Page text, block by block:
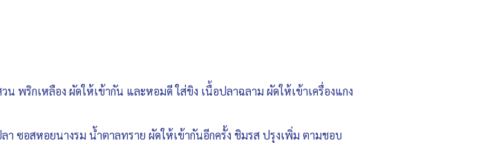
พริกเหลือง ผัดให้เข้ากัน และหอมดี ใส่ขิง เนื้อปลาฉลาม ผัดให้เข้าเครื่องแกง
ซอสหอยนางรม น้ำตาลทราย ผัดให้เข้ากันอีกครั้ง ชิมรส ปรุงเพิ่ม ตามชอบ